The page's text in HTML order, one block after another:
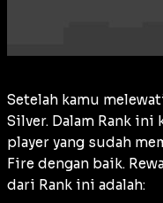
Setelah kamu
Silver. Dalam Rank ini
player yang sudah
Fire dengan baik.
dari Rank ini adalah: